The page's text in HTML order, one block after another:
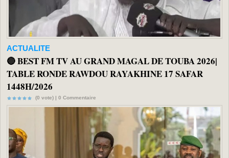
ACTUALITE
🔴 BEST FM TV AU GRAND MAGAL DE TOUBA 2026|
TABLE RONDE RAWDOU RAYAKHINE 17 SAFAR
1448H/2026
(0 vote) | 0 Commentaire